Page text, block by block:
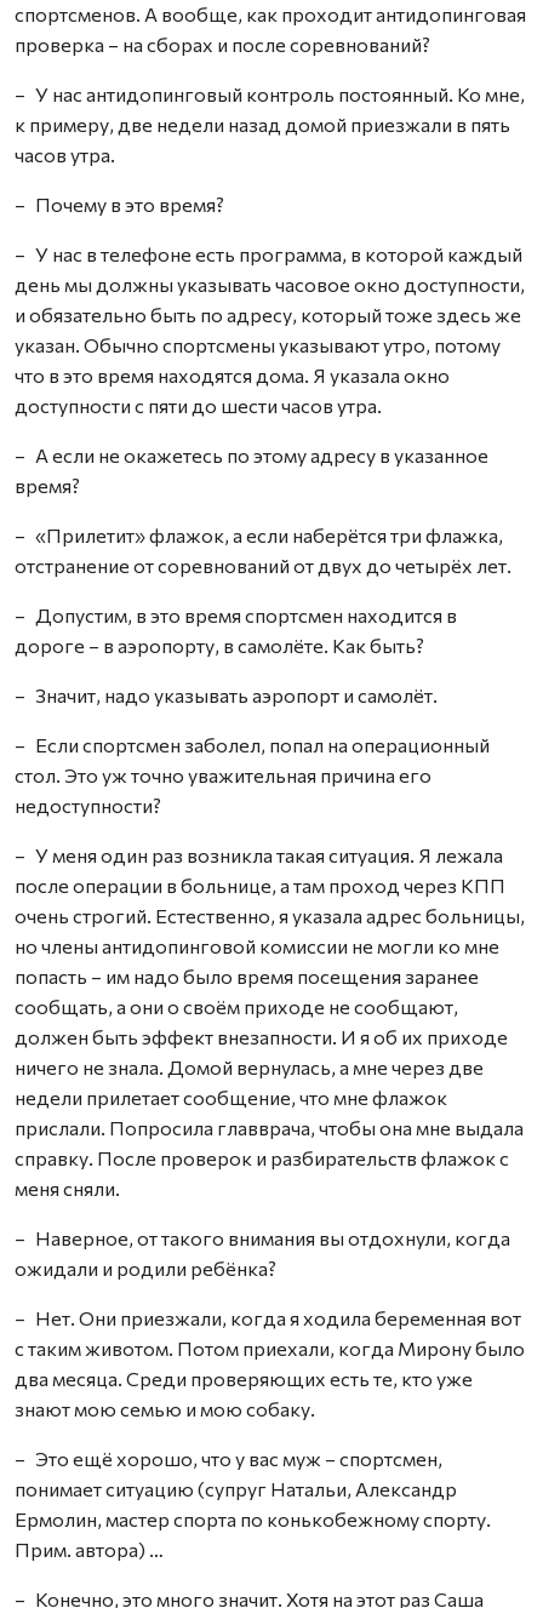
спортсменов. А вообще, как проходит антидопинговая
проверка – на сборах и после соревнований?
– У нас антидопинговый контроль постоянный. Ко мне,
к примеру, две недели назад домой приезжали в пять
часов утра.
– Почему в это время?
– У нас в телефоне есть программа, в которой каждый
день мы должны указывать часовое окно доступности,
и обязательно быть по адресу, который тоже здесь же
указан. Обычно спортсмены указывают утро, потому
что в это время находятся дома. Я указала окно
доступности с пяти до шести часов утра.
– А если не окажетесь по этому адресу в указанное
время?
– «Прилетит» флажок, а если наберётся три флажка,
отстранение от соревнований от двух до четырёх лет.
– Допустим, в это время спортсмен находится в
дороге – в аэропорту, в самолёте. Как быть?
– Значит, надо указывать аэропорт и самолёт.
– Если спортсмен заболел, попал на операционный
стол. Это уж точно уважительная причина его
недоступности?
– У меня один раз возникла такая ситуация. Я лежала
после операции в больнице, а там проход через КПП
очень строгий. Естественно, я указала адрес больницы,
но члены антидопинговой комиссии не могли ко мне
попасть – им надо было время посещения заранее
сообщать, а они о своём приходе не сообщают,
должен быть эффект внезапности. И я об их приходе
ничего не знала. Домой вернулась, а мне через две
недели прилетает сообщение, что мне флажок
прислали. Попросила главврача, чтобы она мне выдала
справку. После проверок и разбирательств флажок с
меня сняли.
– Наверное, от такого внимания вы отдохнули, когда
ожидали и родили ребёнка?
– Нет. Они приезжали, когда я ходила беременная вот
с таким животом. Потом приехали, когда Мирону было
два месяца. Среди проверяющих есть те, кто уже
знают мою семью и мою собаку.
– Это ещё хорошо, что у вас муж – спортсмен,
понимает ситуацию (супруг Натальи, Александр
Ермолин, мастер спорта по конькобежному спорту.
Прим. автора) …
– Конечно, это много значит. Хотя на этот раз Саша